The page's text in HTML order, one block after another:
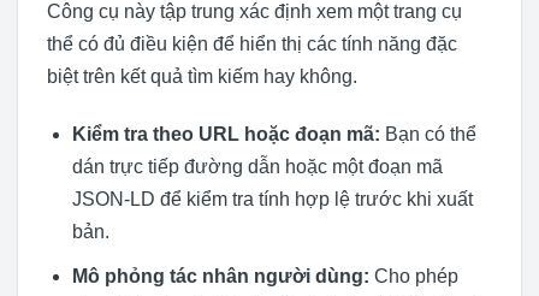
Công cụ này tập trung xác định xem một trang cụ
thể có đủ điều kiện để hiển thị các tính năng đặc
biệt trên kết quả tìm kiếm hay không.
Kiểm tra theo URL hoặc đoạn mã: Bạn có thể
dán trực tiếp đường dẫn hoặc một đoạn mã
JSON-LD để kiểm tra tính hợp lệ trước khi xuất
bản.
Mô phỏng tác nhân người dùng: Cho phép